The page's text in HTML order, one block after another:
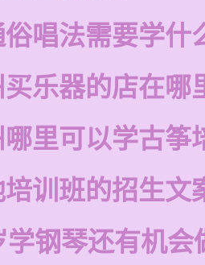
俗唱法需要学什
乐器的店在哪
里可以学古筝
培训班的招生文
学钢琴还有机会